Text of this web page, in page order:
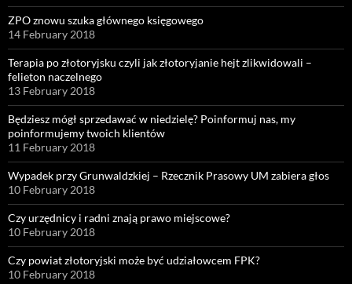
ZPO znowu szuka głównego księgowego
14 February 2018
Terapia po złotoryjsku czyli jak złotoryjanie hejt zlikwidowali –
felieton naczelnego
13 February 2018
Będziesz mógł sprzedawać w niedzielę? Poinformuj nas, my
poinformujemy twoich klientów
11 February 2018
Wypadek przy Grunwaldzkiej – Rzecznik Prasowy UM zabiera głos
10 February 2018
Czy urzędnicy i radni znają prawo miejscowe?
10 February 2018
Czy powiat złotoryjski może być udziałowcem FPK?
10 February 2018